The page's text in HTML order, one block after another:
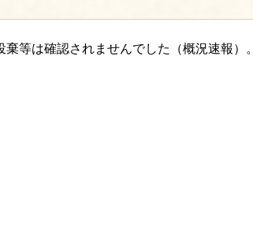
等は確認されませんでした（概況速報）。